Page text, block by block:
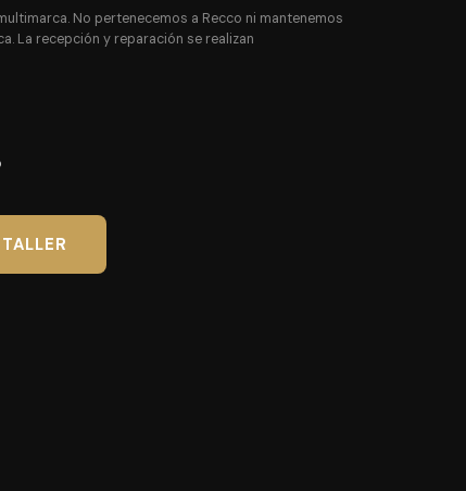
No pertenecemos a Recco ni mantenemos
La recepción y reparación se realizan